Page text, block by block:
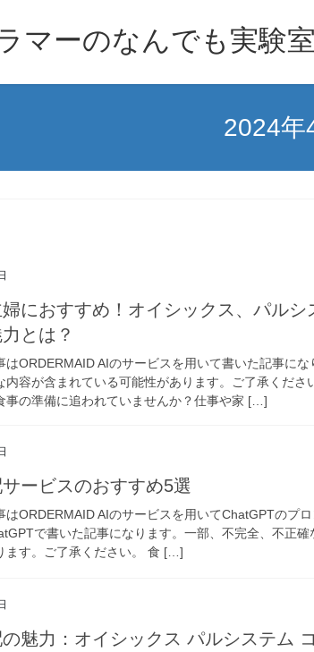
マーのなんでも実験室
2024年
におすすめ！オイシックス、パルシ
とは？
はORDERMAID AIのサービスを用いて書いた記事に
内容が含まれている可能性があります。ご了承くださ
事の準備に追われていませんか？仕事や家 […]
ービスのおすすめ5選
はORDERMAID AIのサービスを用いてChatGPTのプ
で書いた記事になります。一部、不完全、不正確
ます。ご了承ください。 食 […]
魅力：オイシックス パルシステム